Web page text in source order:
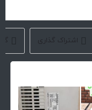
اشتراک گذاری